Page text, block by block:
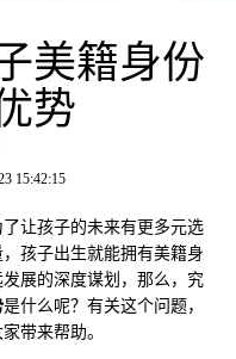
美籍身份
势
15:42:15
让孩子的未来有更多元选
孩子出生就能拥有美籍身
展的深度谋划，那么，究
是什么呢？有关这个问题，
带来帮助。